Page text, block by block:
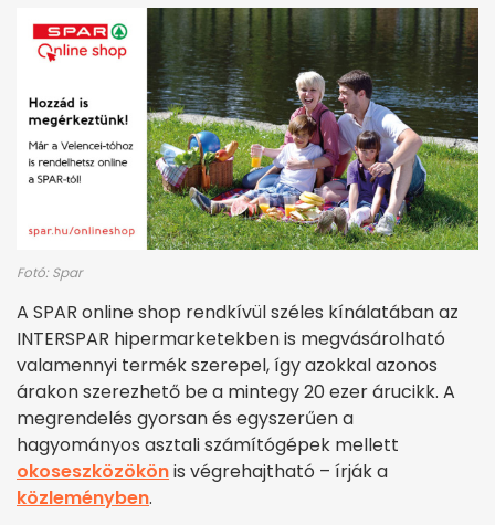
Fotó: Spar
A SPAR online shop rendkívül széles kínálatában az
INTERSPAR hipermarketekben is megvásárolható
valamennyi termék szerepel, így azokkal azonos
árakon szerezhető be a mintegy 20 ezer árucikk. A
megrendelés gyorsan és egyszerűen a
hagyományos asztali számítógépek mellett
okoseszközökönis végrehajtható – írják a
közleményben.